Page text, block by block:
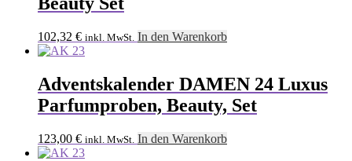
102,32 € inkl. MwSt. In den Warenkorb
Adventskalender DAMEN 24 Luxus
Parfumproben, Beauty, Set
123,00 € inkl. MwSt. In den Warenkorb